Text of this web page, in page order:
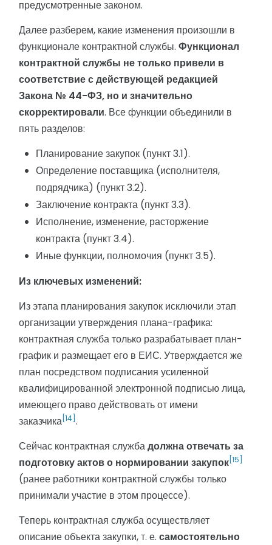
предусмотренные законом.
Далее разберем, какие изменения произошли в
функционале контрактной службы. Функционал
контрактной службы не только привели в
соответствие с действующей редакцией
Закона № 44-ФЗ, но и значительно
скорректировали. Все функции объединили в
пять разделов:
Планирование закупок (пункт 3.1).
Определение поставщика (исполнителя,
подрядчика) (пункт 3.2).
Заключение контракта (пункт 3.3).
Исполнение, изменение, расторжение
контракта (пункт 3.4).
Иные функции, полномочия (пункт 3.5).
Из ключевых изменений:
Из этапа планирования закупок исключили этап
организации утверждения плана-графика:
контрактная служба только разрабатывает план-
график и размещает его в ЕИС. Утверждается же
план посредством подписания усиленной
квалифицированной электронной подписью лица,
имеющего право действовать от имени
заказчика [14] .
Сейчас контрактная службадолжна отвечать за
подготовку актов о нормировании закупок [15]
(ранее работники контрактной службы только
принимали участие в этом процессе).
Теперь контрактная служба осуществляет
описание объекта закупки, т. е. самостоятельно